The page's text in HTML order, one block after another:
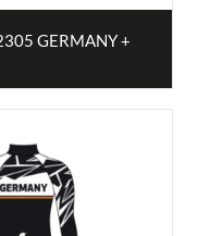
GERMANY +